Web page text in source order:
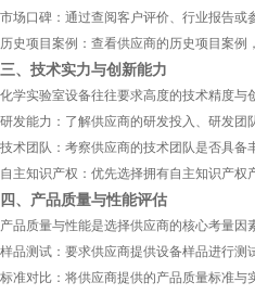
市场口碑：通过查阅客户评价、行业报告或
历史项目案例：查看供应商的历史项目案例
三、技术实力与创新能力
化学实验室设备往往要求高度的技术精度与
研发能力：了解供应商的研发投入、研发团
技术团队：考察供应商的技术团队是否具备
自主知识产权：优先选择拥有自主知识产权
四、产品质量与性能评估
产品质量与性能是选择供应商的核心考量因
样品测试：要求供应商提供设备样品进行测
标准对比：将供应商提供的产品质量标准与